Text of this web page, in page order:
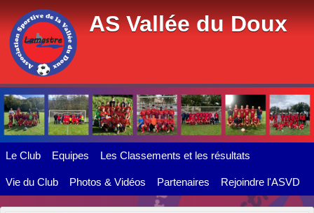
AS Vallée du Doux
Le Club Equipes Les Classements et les résultats
Vie du Club Photos & Vidéos Partenaires Rejoindre l'ASVD
Panneau de gestion des cookies